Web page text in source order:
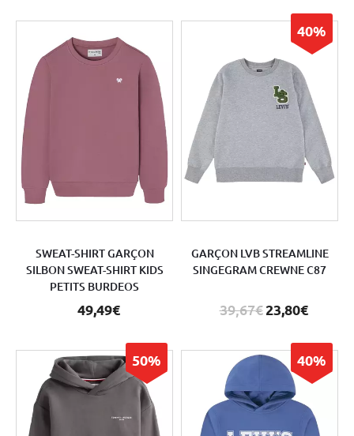
SWEAT-SHIRT GARÇON
SILBON SWEAT-SHIRT KIDS
PETITS BURDEOS
49,49€
40%
GARÇON LVB STREAMLINE
SINGEGRAM CREWNE C87
39,67€23,80€
50% 40%